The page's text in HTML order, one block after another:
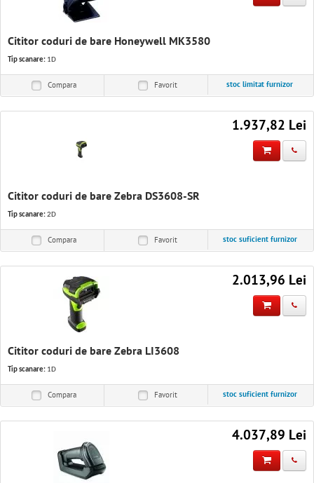
Cititor coduri de bare Honeywell MK3580
Tip scanare: 1D
Compara Favorit stoc limitat furnizor
1.937,82 Lei
Cititor coduri de bare Zebra DS3608-SR
Tip scanare:2D
Compara Favorit stoc suficient furnizor
2.013,96 Lei
Cititor coduri de bare Zebra LI3608
Tip scanare: 1D
Compara Favorit stoc suficient furnizor
4.037,89 Lei